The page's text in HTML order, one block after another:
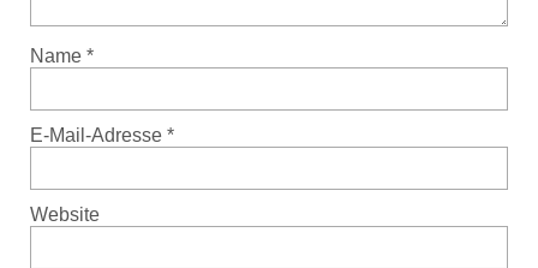
Name *
E-Mail-Adresse *
Website